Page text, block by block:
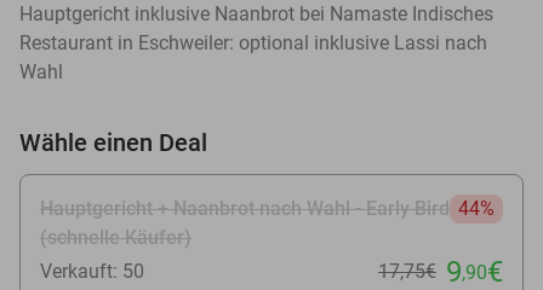
Hauptgericht inklusive Naanbrot bei Namaste Indisches
Restaurant in Eschweiler: optional inklusive Lassi nach
Wahl
Wähle einen Deal
Hauptgericht + Naanbrot nach Wahl - Early Bird
(schnelle Käufer)
44%
Verkauft: 50 17,75€ 9,90€